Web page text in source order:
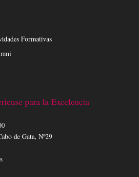
Formativas
para la Excelencia
de Gata, Nº29